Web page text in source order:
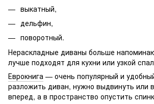
выкатный,
дельфин,
поворотный.
Нераскладные диваны больше
лучше подходят для кухни или узкой
Еврокнига — очень популярный и
разложить диван, нужно выдвинуть или
вперед, а в пространство опустить